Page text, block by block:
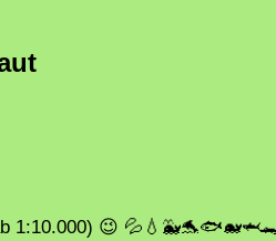
1:10.000) 😉